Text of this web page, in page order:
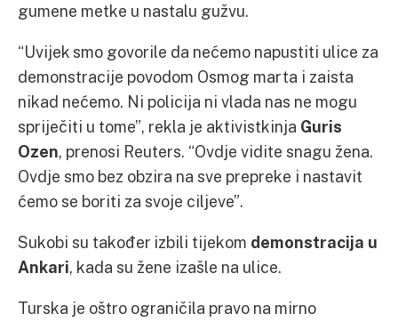
gumene metke u nastalu gužvu.
“Uvijek smo govorile da nećemo napustiti ulice za
demonstracije povodom Osmog marta i zaista
nikad nećemo. Ni policija ni vlada nas ne mogu
spriječiti u tome”, rekla je aktivistkinja Guris
Ozen, prenosi Reuters. “Ovdje vidite snagu žena.
Ovdje smo bez obzira na sve prepreke i nastavit
ćemo se boriti za svoje ciljeve”.
Sukobi su također izbili tijekom demonstracija u
Ankari, kada su žene izašle na ulice.
Turska je oštro ograničila pravo na mirno